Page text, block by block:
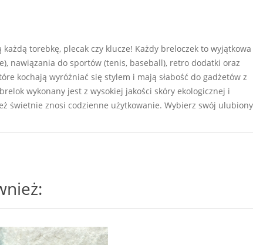
torebkę, plecak czy klucze! Każdy breloczek to wyjątkowa
nawiązania do sportów (tenis, baseball), retro dodatki oraz
kochają wyróżniać się stylem i mają słabość do gadżetów z
wykonany jest z wysokiej jakości skóry ekologicznej i
świetnie znosi codzienne użytkowanie. Wybierz swój ulubiony